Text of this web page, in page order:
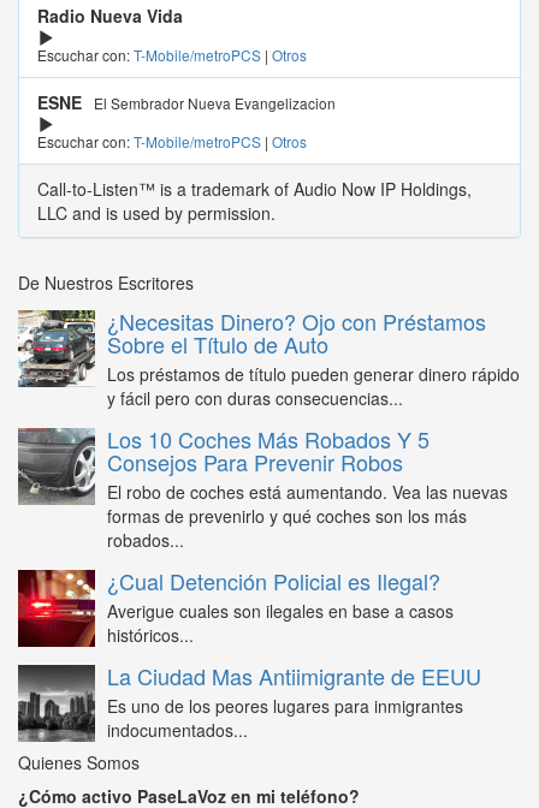
Radio Nueva Vida
Escuchar con:T-Mobile/metroPCS | Otros
ESNE
El Sembrador Nueva Evangelizacion
Escuchar con:T-Mobile/metroPCS | Otros
Call-to-Listen™ is a trademark of Audio Now IP Holdings,
LLC and is used by permission.
De Nuestros Escritores
¿Necesitas Dinero? Ojo con Préstamos
Sobre el Título de Auto
Los préstamos de título pueden generar dinero rápido
y fácil pero con duras consecuencias...
Los 10 Coches Más Robados Y 5
Consejos Para Prevenir Robos
El robo de coches está aumentando. Vea las nuevas
formas de prevenirlo y qué coches son los más
robados...
¿Cual Detención Policial es Ilegal?
Averigue cuales son ilegales en base a casos
históricos...
La Ciudad Mas Antiimigrante de EEUU
Es uno de los peores lugares para inmigrantes
indocumentados...
Quienes Somos
¿Cómo activo PaseLaVoz en mi teléfono?